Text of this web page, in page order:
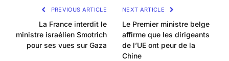
PREVIOUS ARTICLE
La France interdit le
ministre israélien Smotrich
pour ses vues sur Gaza
NEXT ARTICLE
Le Premier ministre belge
affirme que les dirigeants
de l’UE ont peur de la
Chine